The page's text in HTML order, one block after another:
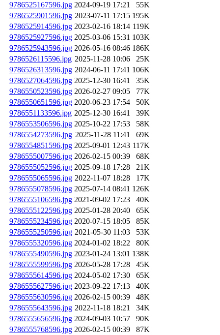
9786525167596.jpg 2024-09-19 17:21
55K
9786525901596.jpg 2023-07-11 17:15 195K
9786525914596.jpg 2023-02-16 18:14 119K
9786525927596.jpg 2025-03-06 15:31 103K
9786525943596.jpg 2026-05-16 08:46 186K
9786526115596.jpg 2025-11-28 10:06
25K
9786526313596.jpg 2024-06-11 17:41 106K
9786527064596.jpg 2025-12-30 16:41
35K
9786550523596.jpg 2026-02-27 09:05
77K
9786550651596.jpg 2020-06-23 17:54
50K
9786551133596.jpg 2025-12-30 16:41
39K
9786553506596.jpg 2025-10-22 17:53
58K
9786554273596.jpg 2025-11-28 11:41
69K
9786554851596.jpg 2025-09-01 12:43 117K
9786555007596.jpg 2026-02-15 00:39
68K
9786555052596.jpg 2025-09-18 17:28
21K
9786555065596.jpg 2022-11-07 18:28
17K
9786555078596.jpg 2025-07-14 08:41 126K
9786555106596.jpg 2021-09-02 17:23
40K
9786555122596.jpg 2025-01-28 20:40
65K
9786555234596.jpg 2020-07-15 18:05
85K
9786555250596.jpg 2021-05-30 11:03
53K
9786555320596.jpg 2024-01-02 18:22
80K
9786555490596.jpg 2023-01-24 13:01 138K
9786555599596.jpg 2026-05-28 17:28
45K
9786555614596.jpg 2024-05-02 17:30
65K
9786555627596.jpg 2023-09-22 17:13
40K
9786555630596.jpg 2026-02-15 00:39
48K
9786555643596.jpg 2022-11-18 18:21
34K
9786555656596.jpg 2024-09-03 10:57
90K
9786555768596.jpg 2026-02-15 00:39
87K